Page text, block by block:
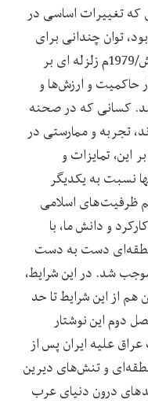
که تغییرات اساسی در
توان چندانی برای
ابتکار نداشت. انقلاب اسلامی 1357ش/1979م زلزله‏ ای بر
حاکمیت و ارزش‌ها و
کسانی که در صحنه
تجربه و ممارستی در
این، تمایزات و
نسبت به یکدیگر
ظرفیت‌های اسلامی
و دانش ما، با
دست به دست
شد. در این شرایط،
از این شرایط تا حد
دوم این نوشتار
علیه ایران پس از
و تنش‌های دیرین
درون دنیای عرب